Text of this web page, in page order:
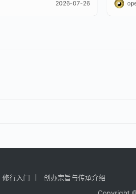
2026-07-26
修行入门
创办宗旨与传承介绍